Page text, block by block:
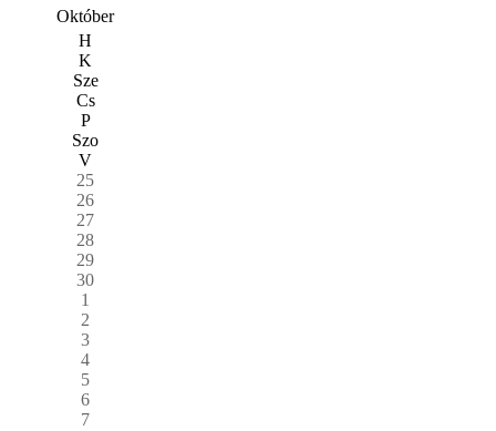
Október
H
K
Sze
Cs
P
Szo
V
25
26
27
28
29
30
1
2
3
4
5
6
7